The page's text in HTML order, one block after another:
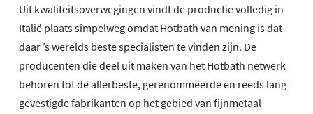
Uit kwaliteitsoverwegingen vindt de productie volledig in
Italië plaats simpelweg omdat Hotbath van mening is dat
daar ’s werelds beste specialisten te vinden zijn. De
producenten die deel uit maken van het Hotbath netwerk
behoren tot de allerbeste, gerenommeerde en reeds lang
gevestigde fabrikanten op het gebied van fijnmetaal